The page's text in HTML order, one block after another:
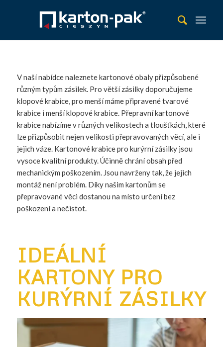
V naší nabídce naleznete kartonové obaly přizpůsobené
různým typům zásilek. Pro větší zásilky doporučujeme
klopové krabice, pro menší máme připravené tvarové
krabice i menší klopové krabice. Přepravní kartonové
krabice nabízíme v různých velikostech a tloušťkách, které
lze přizpůsobit nejen velikosti přepravovaných věcí, ale i
jejich váze. Kartonové krabice pro kurýrní zásilky jsou
vysoce kvalitní produkty. Účinně chrání obsah před
mechanickým poškozením. Jsou navrženy tak, že jejich
montáž není problém. Díky našim kartonům se
přepravované věci dostanou na místo určení bez
poškození a nečistot.
IDEÁLNÍ
KARTONY PRO
KURÝRNÍ ZÁSILKY